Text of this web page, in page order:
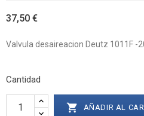
37,50 €
Valvula desaireacion Deutz 1011F -
Cantidad
 AÑADIR AL